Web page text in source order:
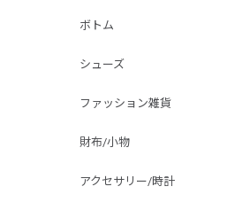
ボトム
シューズ
ファッション雑貨
財布/小物
アクセサリー/時計
別注限定 ピグメントダイ バックプリント サーフ